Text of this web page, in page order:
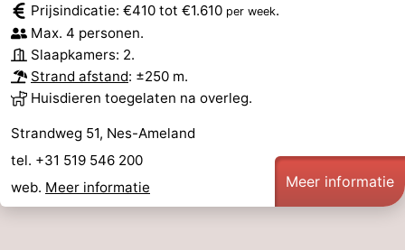
Prijsindicatie: €410 tot €1.610 per week.
Max. 4 personen.
Slaapkamers: 2.
Strand afstand: ±250 m.
Huisdieren toegelaten na overleg.
Strandweg 51, Nes-Ameland
tel. +31 519 546 200
web. Meer informatie Meer informatie